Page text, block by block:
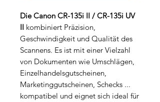
Die Canon CR-135i II / CR-135i UV
II kombiniert Präzision,
Geschwindigkeit und Qualität des
Scannens. Es ist mit einer Vielzahl
von Dokumenten wie Umschlägen,
Einzelhandelsgutscheinen,
Marketinggutscheinen, Schecks ...
kompatibel und eignet sich ideal für